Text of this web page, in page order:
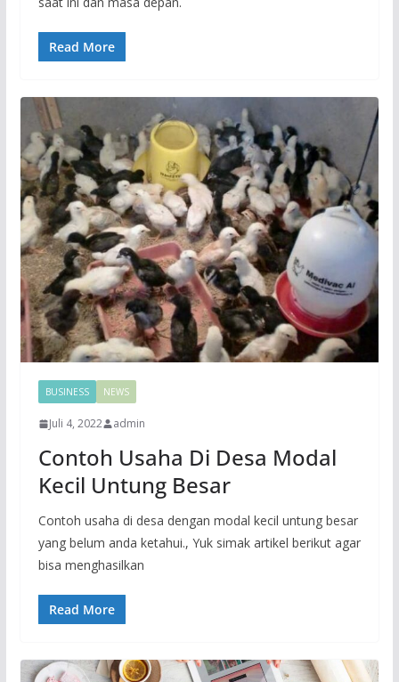
Read More
BUSINESS NEWS
Juli 4, 2022 admin
Contoh Usaha Di Desa Modal
Kecil Untung Besar
Contoh usaha di desa dengan modal kecil untung besar
yang belum anda ketahui., Yuk simak artikel berikut agar
bisa menghasilkan
Read More